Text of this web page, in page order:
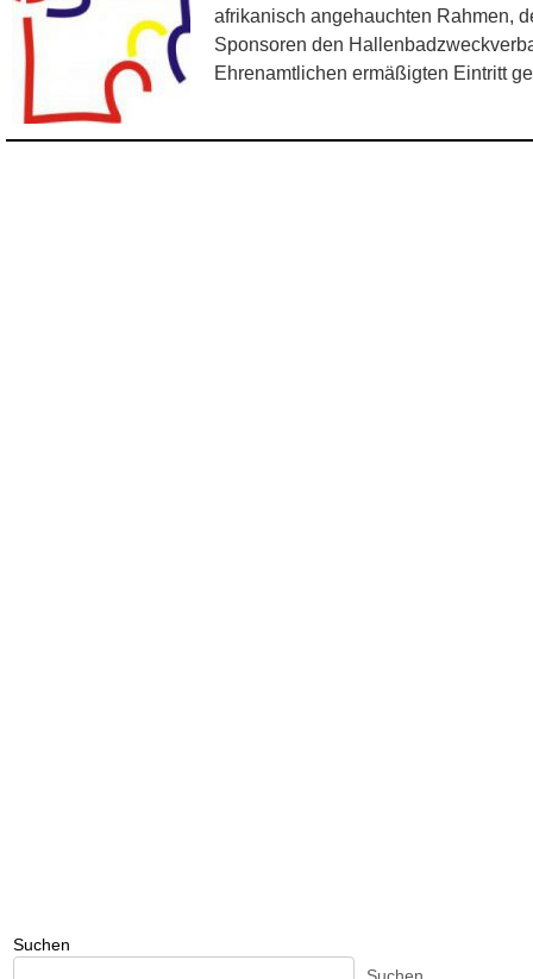
afrikanisch angehauchten Rahmen,
Sponsoren den
Ehrenamtlichen ermäßigten Eintritt
Suchen